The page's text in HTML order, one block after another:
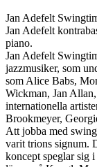
Jan Adefelt
Jan Adefelt
piano.
Jan Adefelt
jazzmusiker, som
som Alice Babs,
Wickman, Jan
internationella
Brookmeyer,
Att jobba med
varit trions signum.
koncept speglar sig